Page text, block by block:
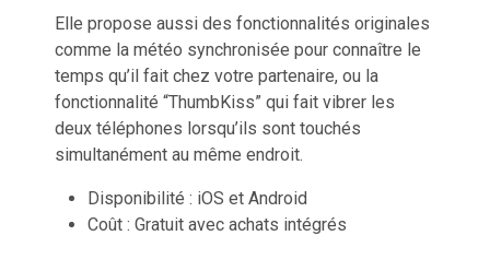
Elle propose aussi des fonctionnalités originales
comme la météo synchronisée pour connaître le
temps qu’il fait chez votre partenaire, ou la
fonctionnalité “ThumbKiss” qui fait vibrer les
deux téléphones lorsqu’ils sont touchés
simultanément au même endroit.
Disponibilité : iOS et Android
Coût : Gratuit avec achats intégrés